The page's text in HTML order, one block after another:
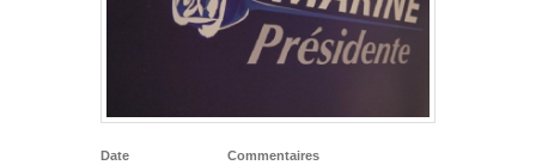
Date
Commentaires